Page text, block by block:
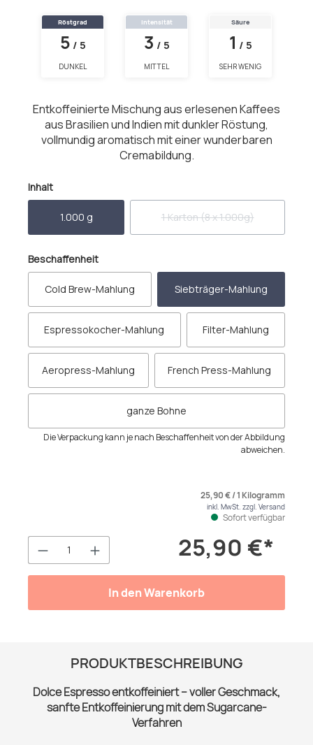
Röstgrad
5 / 5
DUNKEL
Intensität
3 / 5
MITTEL
Säure
1 / 5
SEHR WENIG
Entkoffeinierte Mischung aus erlesenen Kaffees
aus Brasilien und Indien mit dunkler Röstung,
vollmundig aromatisch mit einer wunderbaren
Cremabildung.
Inhaltauswählen
1.000 g 1 Karton (8 x 1.000g)
(Diese Option ist zurzeit
Beschaffenheitauswählen
Cold Brew-Mahlung Siebträger-Mahlung
Espressokocher-Mahlung Filter-Mahlung
Aeropress-Mahlung French Press-Mahlung
ganze Bohne
Die Verpackung kann je nach Beschaffenheit von der Abbildung
abweichen.
Produkt Anzahl: Gib den25,90 €*
25,90 € / 1 Kilogramm
inkl. MwSt. zzgl. Versand
Sofort verfügbar
In den Warenkorb
PRODUKTBESCHREIBUNG
Dolce Espresso entkoffeiniert – voller Geschmack,
sanfte Entkoffeinierung mit dem Sugarcane-
Verfahren